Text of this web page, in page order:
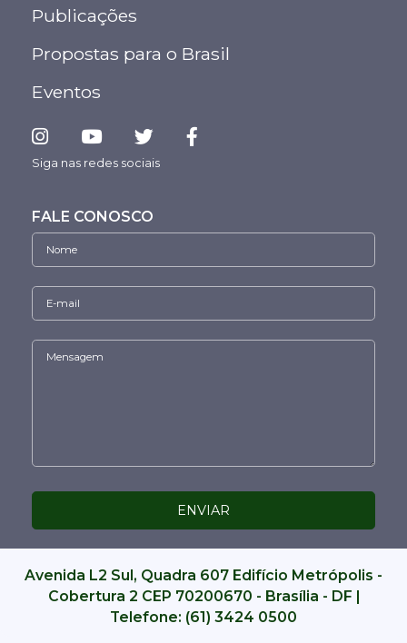
Publicações
Propostas para o Brasil
Eventos
Siga nas redes sociais
FALE CONOSCO
Avenida L2 Sul, Quadra 607 Edifício Metrópolis -
Cobertura 2 CEP 70200670 - Brasília - DF |
Telefone: (61) 3424 0500